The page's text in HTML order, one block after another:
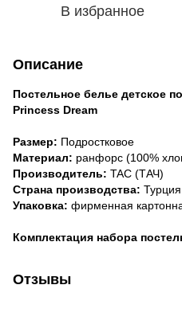
В избранное
Описание
Постельное белье детское
Princess Dream
Размер: Подростковое
Материал: ранфорс (100%
Производитель: TAC (ТАЧ)
Страна производства:
Упаковка: фирменная
Комплектация набора
Отзывы